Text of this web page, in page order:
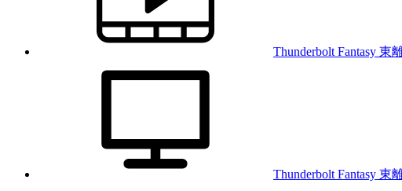
Thunderbolt Fantasy 東
Thunderbolt Fantasy 東